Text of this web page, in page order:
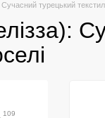
турецький
109